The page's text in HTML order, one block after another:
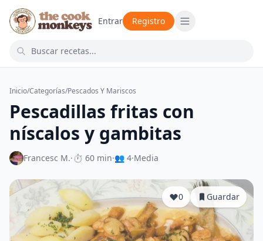
Entrar Registro
Inicio/Categorías/Pescados Y Mariscos
Pescadillas fritas con
níscalos y gambitas
Francesc M.·⏱ 60 min·👥 4·Media
0 Guardar